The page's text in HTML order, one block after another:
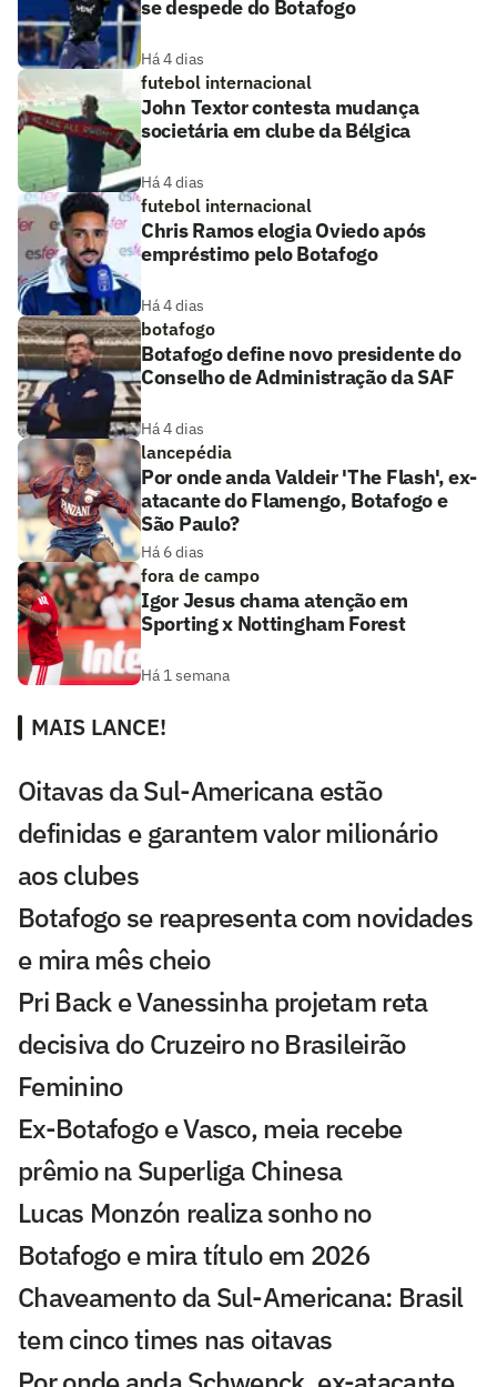
se despede do Botafogo
Há 4 dias
futebol internacional
John Textor contesta mudança
societária em clube da Bélgica
Há 4 dias
futebol internacional
Chris Ramos elogia Oviedo após
empréstimo pelo Botafogo
Há 4 dias
botafogo
Botafogo define novo presidente do
Conselho de Administração da SAF
Há 4 dias
lancepédia
Por onde anda Valdeir 'The Flash', ex-
atacante do Flamengo, Botafogo e
São Paulo?
Há 6 dias
fora de campo
Igor Jesus chama atenção em
Sporting x Nottingham Forest
Há 1 semana
MAIS LANCE!
Oitavas da Sul-Americana estão
definidas e garantem valor milionário
aos clubes
Botafogo se reapresenta com novidades
e mira mês cheio
Pri Back e Vanessinha projetam reta
decisiva do Cruzeiro no Brasileirão
Feminino
Ex-Botafogo e Vasco, meia recebe
prêmio na Superliga Chinesa
Lucas Monzón realiza sonho no
Botafogo e mira título em 2026
Chaveamento da Sul-Americana: Brasil
tem cinco times nas oitavas